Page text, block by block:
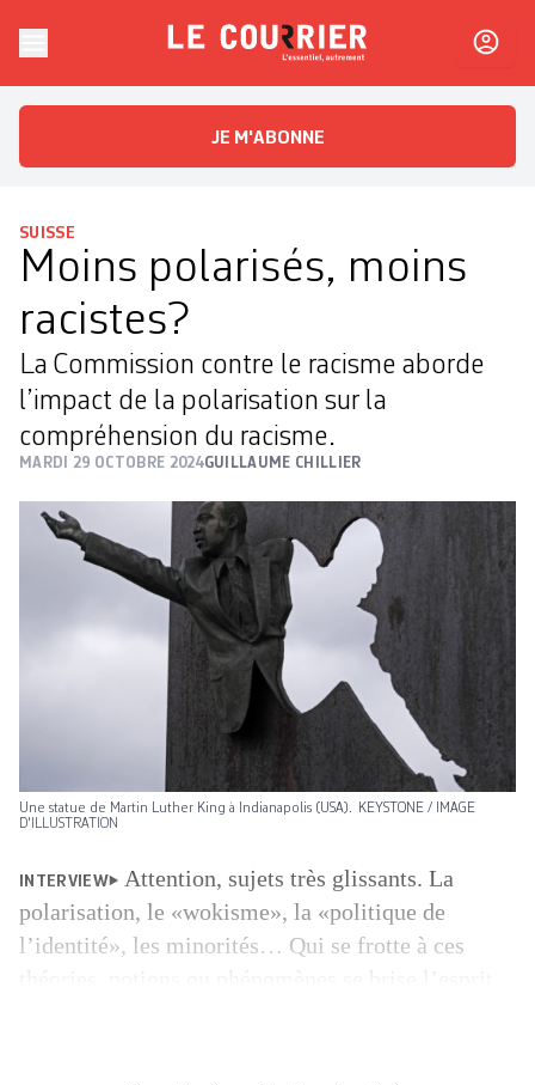
Le CourrierL'essentiel, autrement
JE M'ABONNE
SUISSE
Moins polarisés, moins
racistes?
La Commission contre le racisme aborde
l’impact de la polarisation sur la
compréhension du racisme.
MARDI 29 OCTOBRE 2024GUILLAUME CHILLIER
Une statue de Martin Luther King à Indianapolis (USA). KEYSTONE / IMAGE
D'ILLUSTRATION
INTERVIEW
Attention, sujets très glissants. La
polarisation, le «wokisme», la «politique de
l’identité», les minorités… Qui se frotte à ces